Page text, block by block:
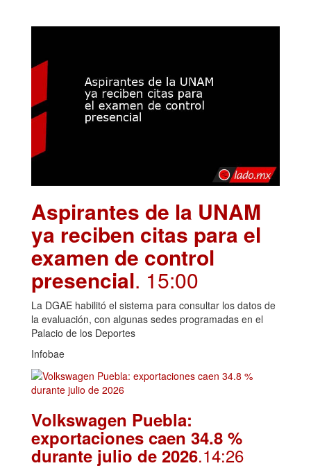
Aspirantes de la UNAM
ya reciben citas para el
examen de control
presencial. 15:00
La DGAE habilitó el sistema para consultar los datos de
la evaluación, con algunas sedes programadas en el
Palacio de los Deportes
Infobae
Volkswagen Puebla:
exportaciones caen 34.8 %
durante julio de 2026.14:26